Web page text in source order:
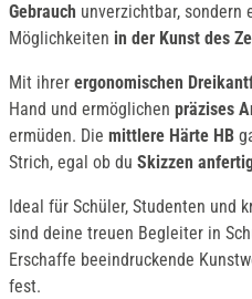
Gebrauch unverzichtbar,
Möglichkeiten in der Kunst des
Mit ihrer ergonomischen
Hand und ermöglichen präzises
ermüden. Die mittlere Härte HB
Strich, egal ob du Skizzen
Ideal für Schüler, Studenten und
sind deine treuen Begleiter in
Erschaffe beeindruckende
fest.